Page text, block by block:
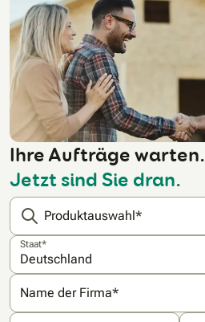
Ihre Aufträge warten.
Jetzt sind Sie dran.
Produktauswahl*
Staat*
Name der Firma*